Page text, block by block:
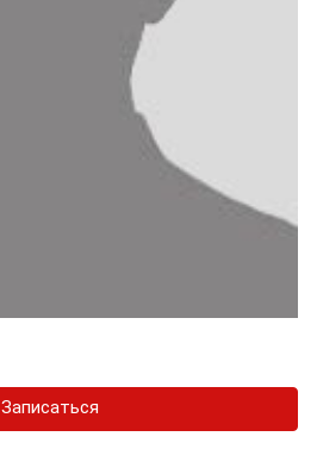
Записаться